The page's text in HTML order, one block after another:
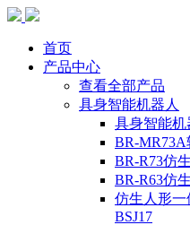
首页
产品中心
查看全部产品
具身智能机器人
具身智能机
BR-MR73A
BR-R73仿
BR-R63仿
仿生人形一
BSJ17